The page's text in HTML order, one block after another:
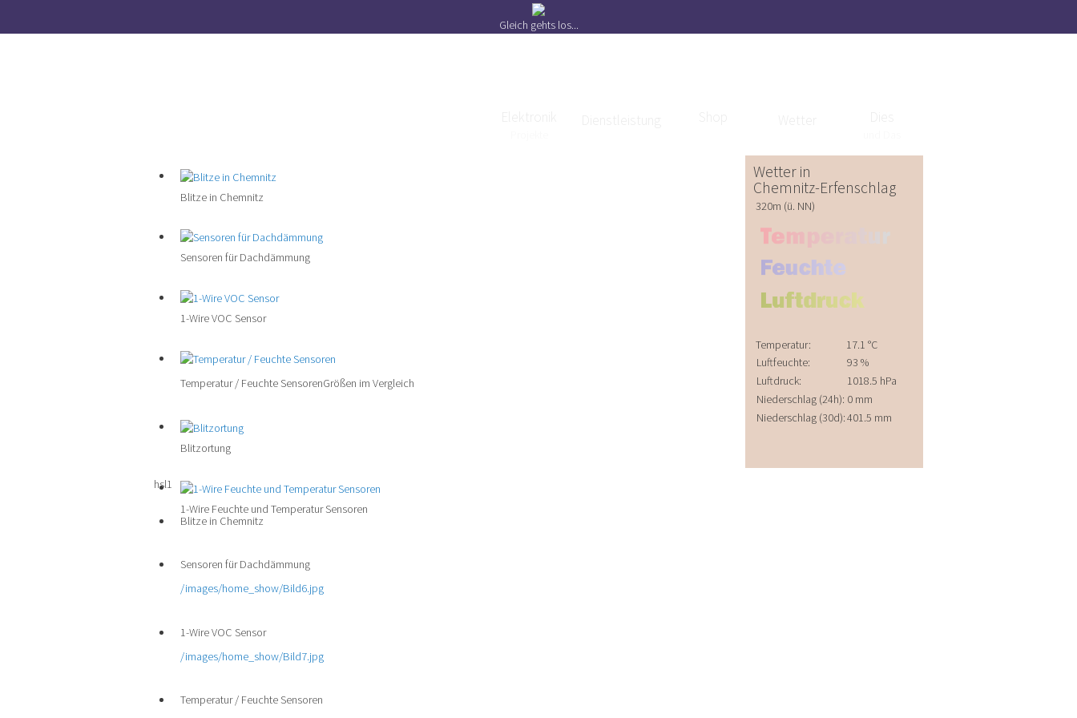
Gleich gehts los...
Blitze in Chemnitz
Sensoren für Dachdämmung
1-Wire VOC Sensor
Temperatur / Feuchte SensorenGrößen im Vergleich
Blitzortung
1-Wire Feuchte und Temperatur Sensoren
hsl1
Blitze in Chemnitz
Sensoren für Dachdämmung
/images/home_show/Bild6.jpg
1-Wire VOC Sensor
/images/home_show/Bild7.jpg
Temperatur / Feuchte Sensoren